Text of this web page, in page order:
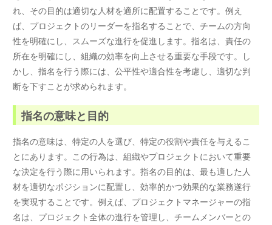
れ、その目的は適切な人材を適所に配置することです。例え
ば、プロジェクトのリーダーを指名することで、チームの方向
性を明確にし、スムーズな進行を促進します。指名は、責任の
所在を明確にし、組織の効率を向上させる重要な手段です。し
かし、指名を行う際には、公平性や適合性を考慮し、適切な判
断を下すことが求められます。
指名の意味と目的
指名の意味は、特定の人を選び、特定の役割や責任を与えるこ
とにあります。この行為は、組織やプロジェクトにおいて重要
な決定を行う際に用いられます。指名の目的は、最も適した人
材を適切なポジションに配置し、効率的かつ効果的な業務遂行
を実現することです。例えば、プロジェクトマネージャーの指
名は、プロジェクト全体の進行を管理し、チームメンバーとの